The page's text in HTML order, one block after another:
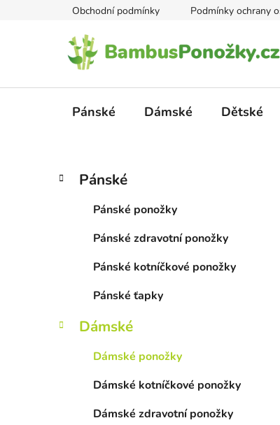
Obchodní podmínky Podmínky ochrany
Pánské Dámské Dětské
P
í
p
Přeskočit
kategorie
K
a
Pánské
Pánské ponožky
Pánské zdravotní ponožky
Pánské kotníčkové ponožky
Pánské ťapky
Dámské
Dámské ponožky
Dámské kotníčkové ponožky
Dámské zdravotní ponožky